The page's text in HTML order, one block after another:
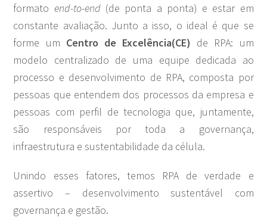
formato end-to-end(de ponta a ponta) e estar em
constante avaliação. Junto a isso, o ideal é que se
forme um Centro de Excelência(CE) de RPA: um
modelo centralizado de uma equipe dedicada ao
processo e desenvolvimento de RPA, composta por
pessoas que entendem dos processos da empresa e
pessoas com perfil de tecnologia que, juntamente,
são responsáveis por toda a governança,
infraestrutura e sustentabilidade da célula.
Unindo esses fatores, temos RPA de verdade e
assertivo – desenvolvimento sustentável com
governança e gestão.